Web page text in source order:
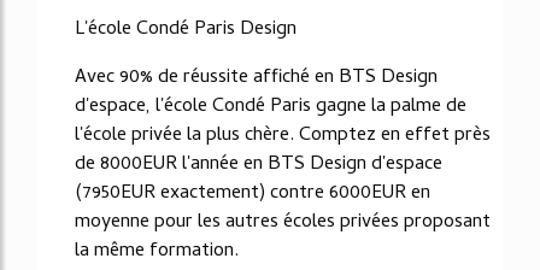
L'école Condé Paris Design
Avec 90% de réussite affiché en BTS Design
d'espace, l'école Condé Paris gagne la palme de
l'école privée la plus chère. Comptez en effet près
de 8000EUR l'année en BTS Design d'espace
(7950EUR exactement) contre 6000EUR en
moyenne pour les autres écoles privées proposant
la même formation.